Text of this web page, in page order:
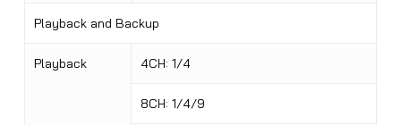
Playback and Backup
Playback 4CH: 1/4
8CH: 1/4/9